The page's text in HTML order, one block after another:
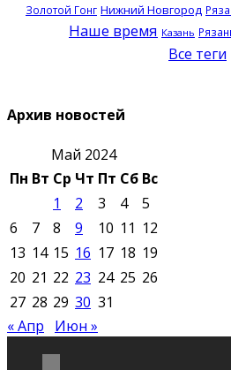
Золотой Гонг Нижний Новгород
Наше время Казань
Все теги
Архив новостей
Май 2024
Пн Вт Ср Чт Пт Сб Вс
1
2 3 4
5
6
7 8 9 10 11 12
13 14 15 16 17 18 19
20 21 22 23 24 25 26
27 28 29 30 31
« Апр
Июн »